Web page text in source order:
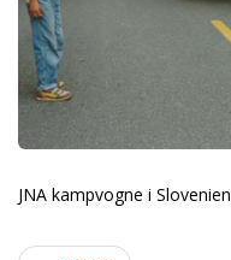
JNA kampvogne i Slovenien